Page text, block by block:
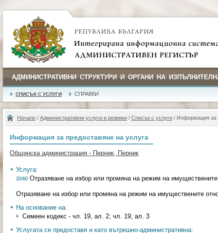
АДМИНИСТРАТИВНИ СТРУКТУРИ И ОРГАНИ НА
СПИСЪК С УСЛУГИ СПРАВКИ
Начало / Административни услуги и режими / Списък с услуги / Информация за
Информация за предоставяне на услуга
Общинска администрация - Перник, Перник
Услуга:
2040 Отразяване на избор или промяна на режим на
Отразяване на избор или промяна на режим на имуществените
На основание на:
Семеен кодекс - чл. 19, ал. 2; чл. 19, ал. 3
Услугата се предоставя и като вътрешно-административна: